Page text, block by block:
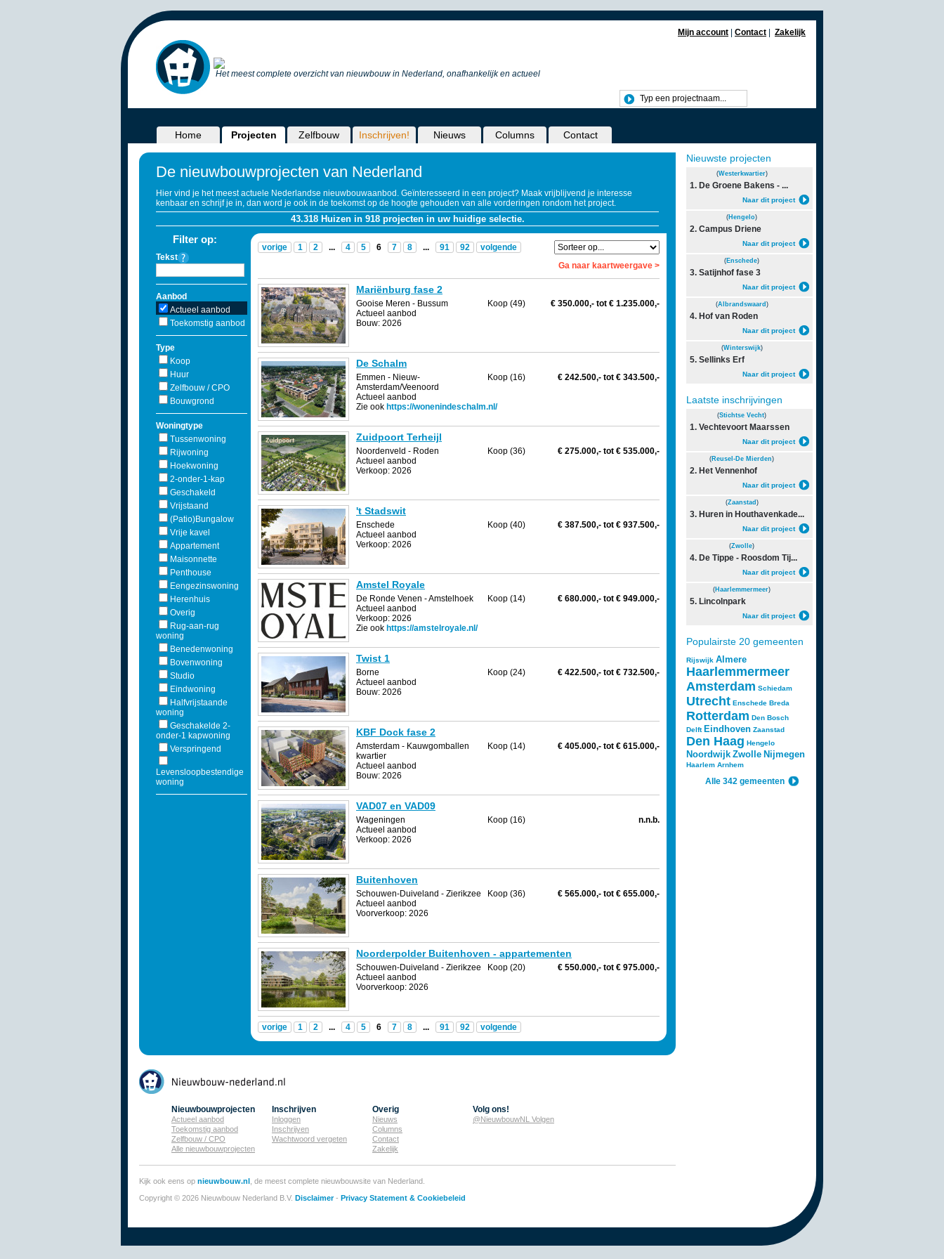
Mijn account Contact Zakelijk
Het meest complete overzicht van nieuwbouw in Nederland, onafhankelijk en actueel
Home Projecten Zelfbouw Inschrijven! Nieuws Columns Contact
De nieuwbouwprojecten van Nederland
Hier vind je het meest actuele Nederlandse nieuwbouwaanbod. Geïnteresseerd in een project? Maak vrijblijvend je interesse
kenbaar en schrijf je in, dan word je ook in de toekomst op de hoogte gehouden van alle vorderingen rondom het project.
43.318 Huizen in 918 projecten in uw huidige selectie.
Filter op:
Tekst
Aanbod
Actueel aanbod
Toekomstig aanbod
Type
Koop
Huur
Zelfbouw / CPO
Bouwgrond
Woningtype
Tussenwoning
Rijwoning
Hoekwoning
2-onder-1-kap
Geschakeld
Vrijstaand
(Patio)Bungalow
Vrije kavel
Appartement
Maisonnette
Penthouse
Eengezinswoning
Herenhuis
Overig
Rug-aan-rug
woning
Benedenwoning
Bovenwoning
Studio
Eindwoning
Halfvrijstaande
woning
Geschakelde 2-
onder-1 kapwoning
Verspringend
Levensloopbestendige
woning
vorige 1 2 ... 4 5 6 7 8 ... 91 92
volgende
Ga naar kaartweergave >
Mariënburg fase 2
€ 350.000,- tot € 1.235.000,-
Koop (49)
Gooise Meren - Bussum
Actueel aanbod
Bouw: 2026
De Schalm
€ 242.500,- tot € 343.500,-
Koop (16)
Emmen - Nieuw-
Amsterdam/Veenoord
Actueel aanbod
Zie ook https://wonenindeschalm.nl/
Zuidpoort Terheijl
€ 275.000,- tot € 535.000,-
Koop (36)
Noordenveld - Roden
Actueel aanbod
Verkoop: 2026
't Stadswit
€ 387.500,- tot € 937.500,-
Koop (40)
Enschede
Actueel aanbod
Verkoop: 2026
Amstel Royale
€ 680.000,- tot € 949.000,-
Koop (14)
De Ronde Venen - Amstelhoek
Actueel aanbod
Verkoop: 2026
Zie ook https://amstelroyale.nl/
Twist 1
€ 422.500,- tot € 732.500,-
Koop (24)
Borne
Actueel aanbod
Bouw: 2026
KBF Dock fase 2
€ 405.000,- tot € 615.000,-
Koop (14)
Amsterdam - Kauwgomballen
kwartier
Actueel aanbod
Bouw: 2026
VAD07 en VAD09
n.n.b.
Koop (16)
Wageningen
Actueel aanbod
Verkoop: 2026
Buitenhoven
€ 565.000,- tot € 655.000,-
Koop (36)
Schouwen-Duiveland - Zierikzee
Actueel aanbod
Voorverkoop: 2026
Noorderpolder Buitenhoven - appartementen
€ 550.000,- tot € 975.000,-
Koop (20)
Schouwen-Duiveland - Zierikzee
Actueel aanbod
Voorverkoop: 2026
vorige 1 2 ... 4 5 6 7 8 ... 91 92 volgende
Nieuwste projecten
(Westerkwartier)
1. De Groene Bakens - ...
Naar dit project
( Hengelo)
2. Campus Driene
Naar dit project
( Enschede)
3. Satijnhof fase 3
Naar dit project
(Albrandswaard )
4. Hof van Roden
Naar dit project
(Winterswijk)
5. Sellinks Erf
Naar dit project
Laatste inschrijvingen
(Stichtse Vecht)
1. Vechtevoort Maarssen
Naar dit project
( Reusel-De Mierden)
2. Het Vennenhof
Naar dit project
(Zaanstad )
3. Huren in Houthavenkade...
Naar dit project
(Zwolle)
4. De Tippe - Roosdom Tij...
Naar dit project
( Haarlemmermeer)
5. Lincolnpark
Naar dit project
Populairste 20 gemeenten
Rijswijk Almere
Haarlemmermeer
Amsterdam Schiedam
Utrecht Enschede Breda
Rotterdam Den Bosch
Delft Eindhoven Zaanstad
Den Haag Hengelo
Noordwijk Zwolle Nijmegen
Haarlem Arnhem
Alle 342 gemeenten
Nieuwbouwprojecten
Actueel aanbod
Toekomstig aanbod
Zelfbouw / CPO
Alle nieuwbouwprojecten
Inschrijven
Inloggen
Inschrijven
Wachtwoord vergeten
Overig
Nieuws
Columns
Contact
Zakelijk
Volg ons!
@NieuwbouwNL Volgen
Kijk ook eens op nieuwbouw.nl , de meest complete nieuwbouwsite van Nederland.
Copyright © 2026 Nieuwbouw Nederland B.V. Disclaimer- Privacy Statement & Cookiebeleid